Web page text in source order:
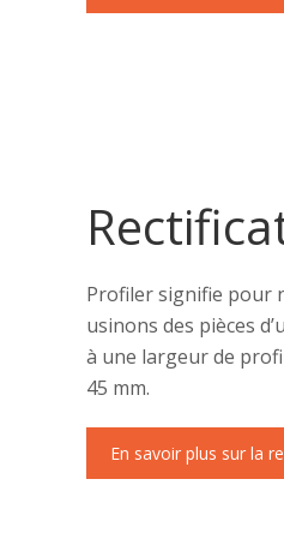
Profiler signifie pour
usinons des pièces
à une largeur de
45 mm.
En savoir plus sur la